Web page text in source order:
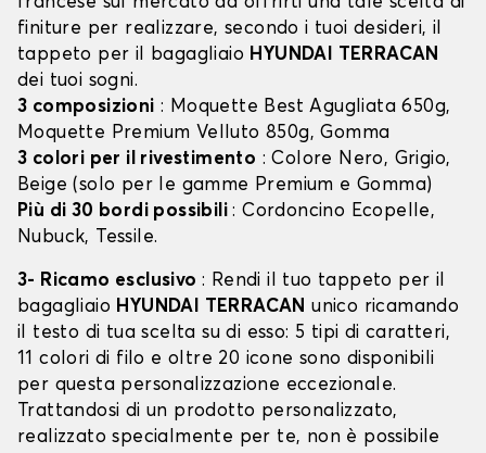
finiture per realizzare, secondo i tuoi desideri, il
tappeto per il bagagliaio HYUNDAI TERRACAN
dei tuoi sogni.
3 composizioni : Moquette Best Agugliata 650g,
Moquette Premium Velluto 850g, Gomma
3 colori per il rivestimento : Colore Nero, Grigio,
Beige (solo per le gamme Premium e Gomma)
Più di 30 bordi possibili: Cordoncino Ecopelle,
Nubuck, Tessile.
3- Ricamo esclusivo : Rendi il tuo tappeto per il
bagagliaio HYUNDAI TERRACAN unico ricamando
il testo di tua scelta su di esso: 5 tipi di caratteri,
11 colori di filo e oltre 20 icone sono disponibili
per questa personalizzazione eccezionale.
Trattandosi di un prodotto personalizzato,
realizzato specialmente per te, non è possibile